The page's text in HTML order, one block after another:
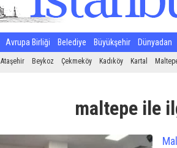
Avrupa Birliği Belediye Büyükşehir Dünyadan
Ataşehir Beykoz Çekmeköy Kadıköy Kartal
maltepe ile